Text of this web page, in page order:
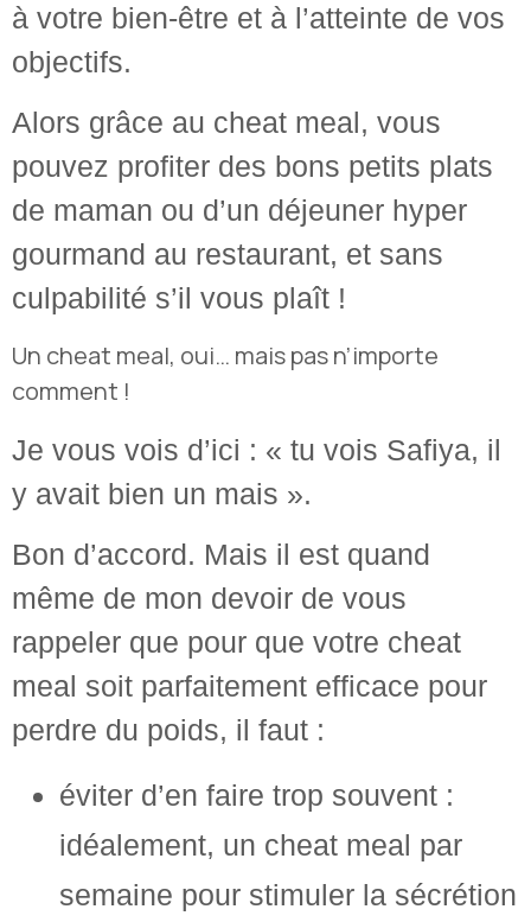
à votre bien-être et à l’atteinte de vos
objectifs.
Alors grâce au cheat meal, vous
pouvez profiter des bons petits plats
de maman ou d’un déjeuner hyper
gourmand au restaurant, et sans
culpabilité s’il vous plaît !
Un cheat meal, oui… mais pas n’importe
comment !
Je vous vois d’ici : « tu vois Safiya, il
y avait bien un mais ».
Bon d’accord. Mais il est quand
même de mon devoir de vous
rappeler que pour que votre cheat
meal soit parfaitement efficace pour
perdre du poids, il faut :
éviter d’en faire trop souvent :
idéalement, un cheat meal par
semaine pour stimuler la sécrétion